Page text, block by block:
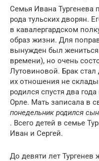
Семья Ивана Тургенева
рода тульских дворян.
в кавалергардском
образ жизни. Для
вынужден был
времени), но очень
Лутовиновой. Брак
их отношения не
родился спустя два
Орле. Мать записала в
понедельник родился
. Всего детей в семье
Иван и Сергей.
До девяти лет